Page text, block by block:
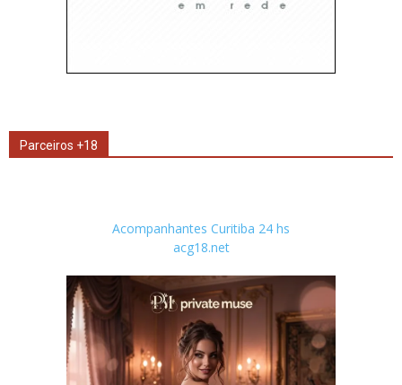
Parceiros +18
Acompanhantes Curitiba 24 hs
acg18.net